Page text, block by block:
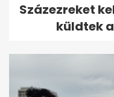
Százezreket
küldtek